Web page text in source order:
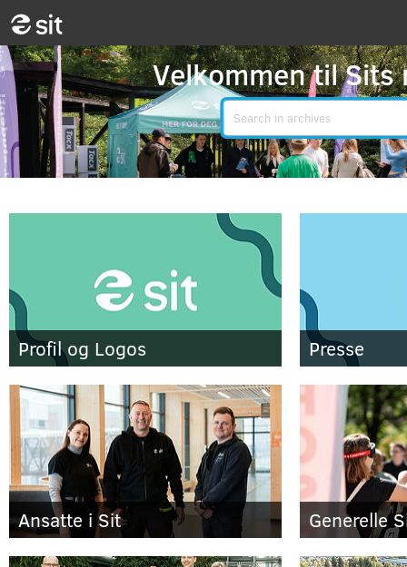
Velkommen til Sits
Search
Profil og Logos Presse
Ansatte i Sit Generelle